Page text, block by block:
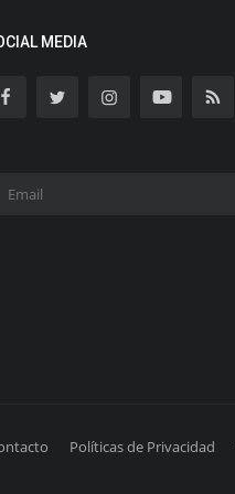
MEDIA
Políticas de Privacidad